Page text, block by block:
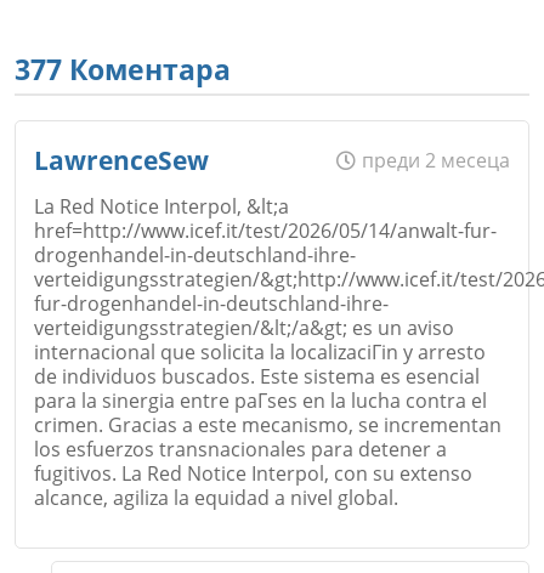
377 Коментара
LawrenceSew
преди 2 месеца
La Red Notice Interpol, &lt;a
href=http://www.icef.it/test/2026/05/14/anwalt-fur-
drogenhandel-in-deutschland-ihre-
verteidigungsstrategien/&gt;http://www.icef.it/test/
fur-drogenhandel-in-deutschland-ihre-
verteidigungsstrategien/&lt;/a&gt; es un aviso
internacional que solicita la localizaciГіn y arresto
de individuos buscados. Este sistema es esencial
para la sinergia entre paГ­ses en la lucha contra el
crimen. Gracias a este mecanismo, se incrementan
los esfuerzos transnacionales para detener a
fugitivos. La Red Notice Interpol, con su extenso
alcance, agiliza la equidad a nivel global.